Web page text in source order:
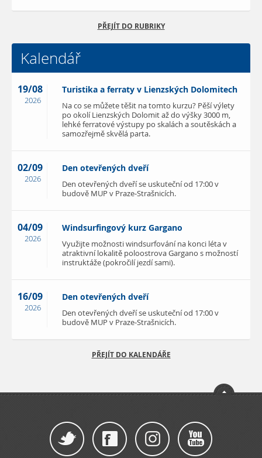
PŘEJÍT DO RUBRIKY
Kalendář
19/08
2026
Turistika a ferraty v Lienzských Dolomitech
Na co se můžete těšit na tomto kurzu? Pěší výlety
po okolí Lienzských Dolomit až do výšky 3000 m,
lehké ferratové výstupy po skalách a soutěskách a
samozřejmě skvělá parta.
02/09
2026
Den otevřených dveří
Den otevřených dveří se uskuteční od 17:00 v
budově MUP v Praze-Strašnicích.
04/09
2026
Windsurfingový kurz Gargano
Využijte možnosti windsurfování na konci léta v
atraktivní lokalitě poloostrova Gargano s možností
instruktáže (pokročilí jezdí sami).
16/09
2026
Den otevřených dveří
Den otevřených dveří se uskuteční od 17:00 v
budově MUP v Praze-Strašnicích.
PŘEJÍT DO KALENDÁŘE